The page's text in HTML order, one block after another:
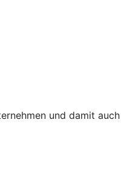
und damit auch